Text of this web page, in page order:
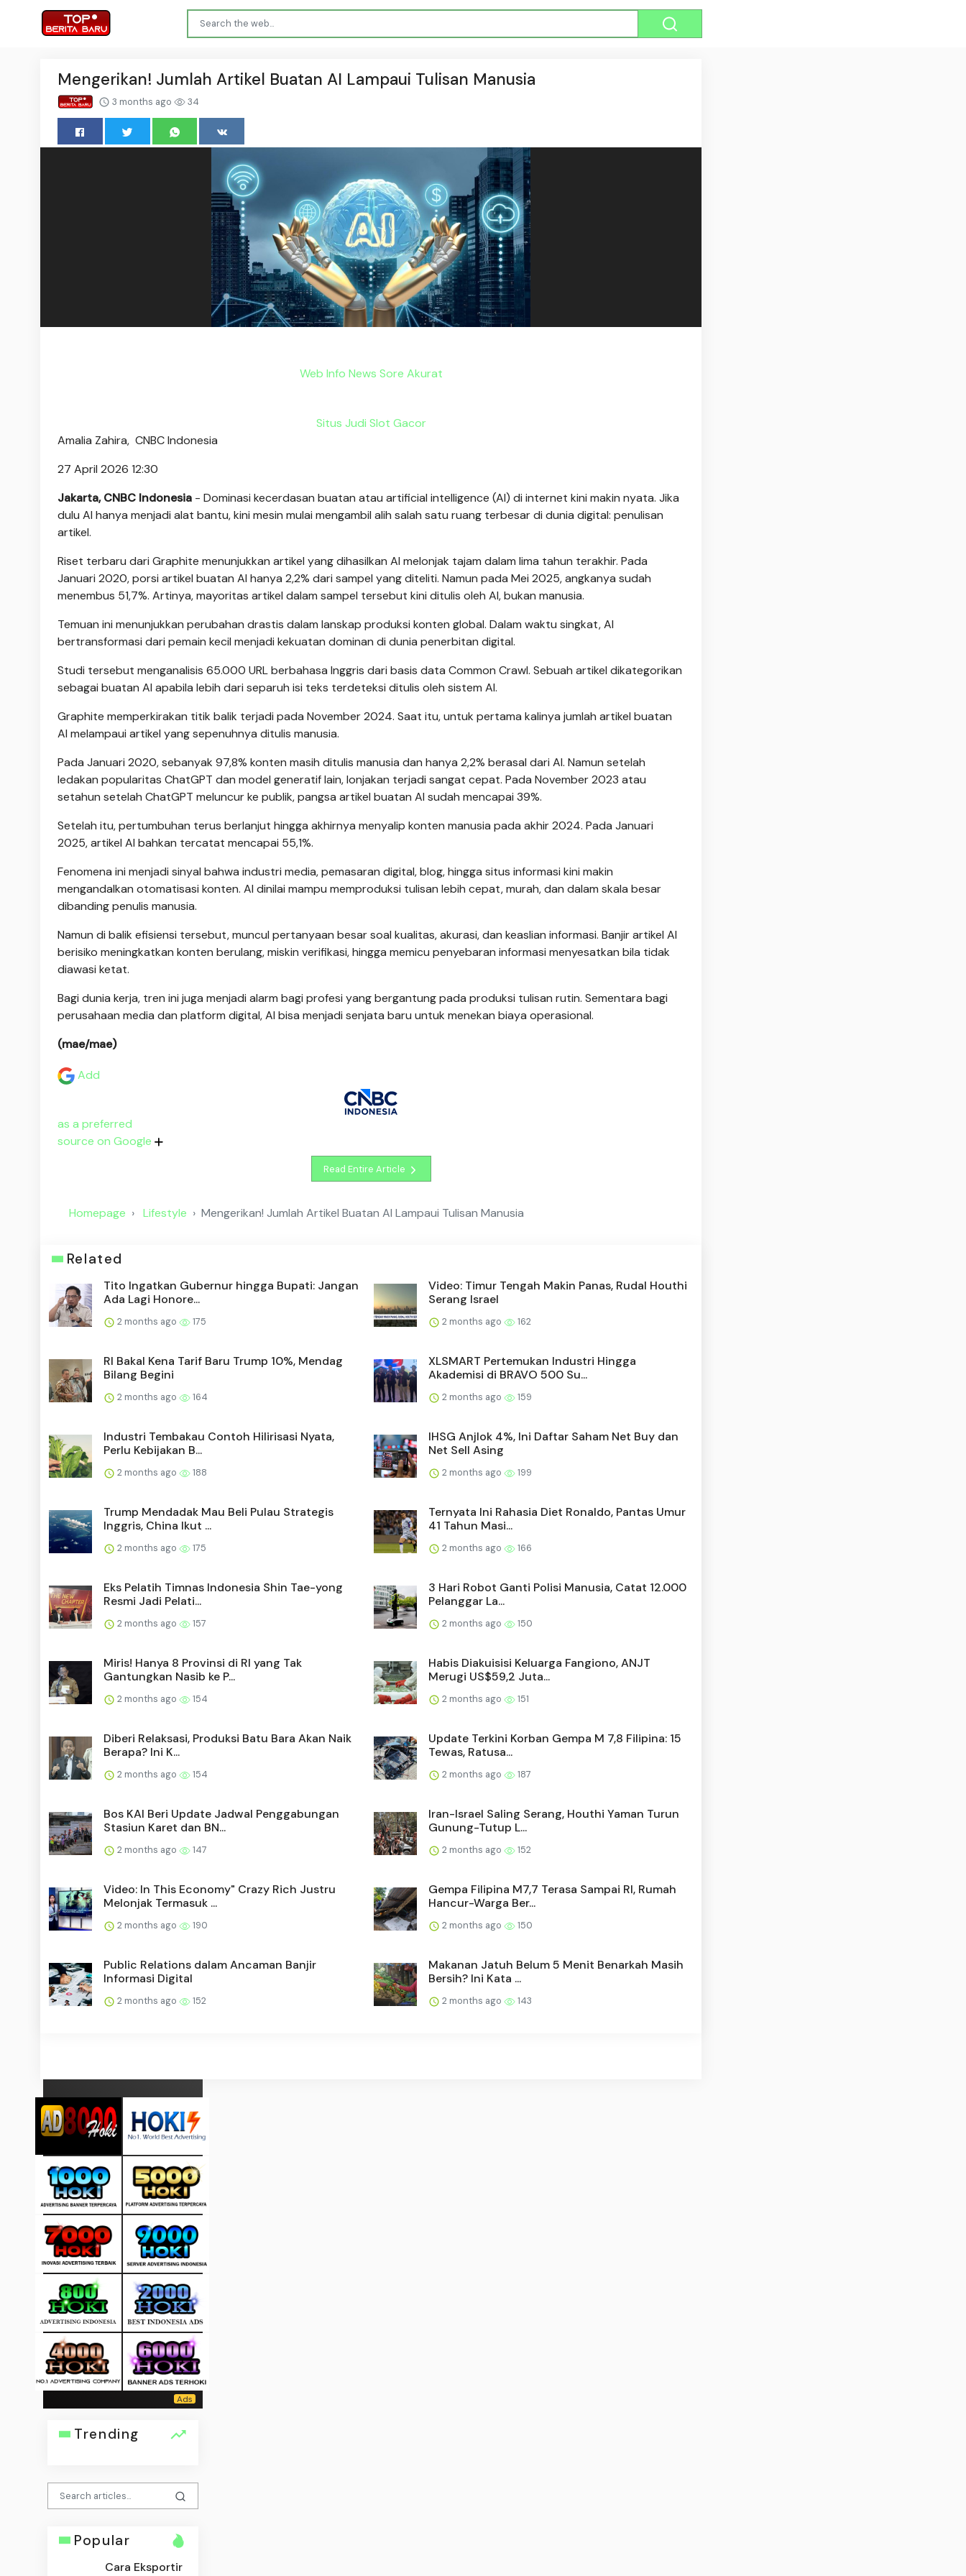
Mengerikan! Jumlah Artikel Buatan AI Lampaui Tulisan Manusia
3 months ago 34
Web Info News Sore Akurat
Situs Judi Slot Gacor
Amalia Zahira, CNBC Indonesia
27 April 2026 12:30
Jakarta, CNBC Indonesia - Dominasi kecerdasan buatan atau artificial intelligence (AI) di internet kini makin nyata. Jika
dulu AI hanya menjadi alat bantu, kini mesin mulai mengambil alih salah satu ruang terbesar di dunia digital: penulisan
artikel.
Riset terbaru dari Graphite menunjukkan artikel yang dihasilkan AI melonjak tajam dalam lima tahun terakhir. Pada
Januari 2020, porsi artikel buatan AI hanya 2,2% dari sampel yang diteliti. Namun pada Mei 2025, angkanya sudah
menembus 51,7%. Artinya, mayoritas artikel dalam sampel tersebut kini ditulis oleh AI, bukan manusia.
Temuan ini menunjukkan perubahan drastis dalam lanskap produksi konten global. Dalam waktu singkat, AI
bertransformasi dari pemain kecil menjadi kekuatan dominan di dunia penerbitan digital.
Studi tersebut menganalisis 65.000 URL berbahasa Inggris dari basis data Common Crawl. Sebuah artikel dikategorikan
sebagai buatan AI apabila lebih dari separuh isi teks terdeteksi ditulis oleh sistem AI.
Graphite memperkirakan titik balik terjadi pada November 2024. Saat itu, untuk pertama kalinya jumlah artikel buatan
AI melampaui artikel yang sepenuhnya ditulis manusia.
Pada Januari 2020, sebanyak 97,8% konten masih ditulis manusia dan hanya 2,2% berasal dari AI. Namun setelah
ledakan popularitas ChatGPT dan model generatif lain, lonjakan terjadi sangat cepat. Pada November 2023 atau
setahun setelah ChatGPT meluncur ke publik, pangsa artikel buatan AI sudah mencapai 39%.
Setelah itu, pertumbuhan terus berlanjut hingga akhirnya menyalip konten manusia pada akhir 2024. Pada Januari
2025, artikel AI bahkan tercatat mencapai 55,1%.
Fenomena ini menjadi sinyal bahwa industri media, pemasaran digital, blog, hingga situs informasi kini makin
mengandalkan otomatisasi konten. AI dinilai mampu memproduksi tulisan lebih cepat, murah, dan dalam skala besar
dibanding penulis manusia.
Namun di balik efisiensi tersebut, muncul pertanyaan besar soal kualitas, akurasi, dan keaslian informasi. Banjir artikel AI
berisiko meningkatkan konten berulang, miskin verifikasi, hingga memicu penyebaran informasi menyesatkan bila tidak
diawasi ketat.
Bagi dunia kerja, tren ini juga menjadi alarm bagi profesi yang bergantung pada produksi tulisan rutin. Sementara bagi
perusahaan media dan platform digital, AI bisa menjadi senjata baru untuk menekan biaya operasional.
(mae/mae)
Add
as a preferred
source on Google
Read Entire Article
Homepage Lifestyle Mengerikan! Jumlah Artikel Buatan AI Lampaui Tulisan Manusia
Related
Tito Ingatkan Gubernur hingga Bupati: Jangan
Ada Lagi Honore...
2 months ago 175
Video: Timur Tengah Makin Panas, Rudal Houthi
Serang Israel
2 months ago 162
RI Bakal Kena Tarif Baru Trump 10%, Mendag
Bilang Begini
2 months ago 164
XLSMART Pertemukan Industri Hingga
Akademisi di BRAVO 500 Su...
2 months ago 159
Industri Tembakau Contoh Hilirisasi Nyata,
Perlu Kebijakan B...
2 months ago 188
IHSG Anjlok 4%, Ini Daftar Saham Net Buy dan
Net Sell Asing
2 months ago 199
Trump Mendadak Mau Beli Pulau Strategis
Inggris, China Ikut ...
2 months ago 175
Ternyata Ini Rahasia Diet Ronaldo, Pantas Umur
41 Tahun Masi...
2 months ago 166
Eks Pelatih Timnas Indonesia Shin Tae-yong
Resmi Jadi Pelati...
2 months ago 157
3 Hari Robot Ganti Polisi Manusia, Catat 12.000
Pelanggar La...
2 months ago 150
Miris! Hanya 8 Provinsi di RI yang Tak
Gantungkan Nasib ke P...
2 months ago 154
Habis Diakuisisi Keluarga Fangiono, ANJT
Merugi US$59,2 Juta...
2 months ago 151
Diberi Relaksasi, Produksi Batu Bara Akan Naik
Berapa? Ini K...
2 months ago 154
Update Terkini Korban Gempa M 7,8 Filipina: 15
Tewas, Ratusa...
2 months ago 187
Bos KAI Beri Update Jadwal Penggabungan
Stasiun Karet dan BN...
2 months ago 147
Iran-Israel Saling Serang, Houthi Yaman Turun
Gunung-Tutup L...
2 months ago 152
Video: In This Economy" Crazy Rich Justru
Melonjak Termasuk ...
2 months ago 190
Gempa Filipina M7,7 Terasa Sampai RI, Rumah
Hancur-Warga Ber...
2 months ago 150
Public Relations dalam Ancaman Banjir
Informasi Digital
2 months ago 152
Makanan Jatuh Belum 5 Menit Benarkah Masih
Bersih? Ini Kata ...
2 months ago 143
Trending
Popular
Cara Eksportir